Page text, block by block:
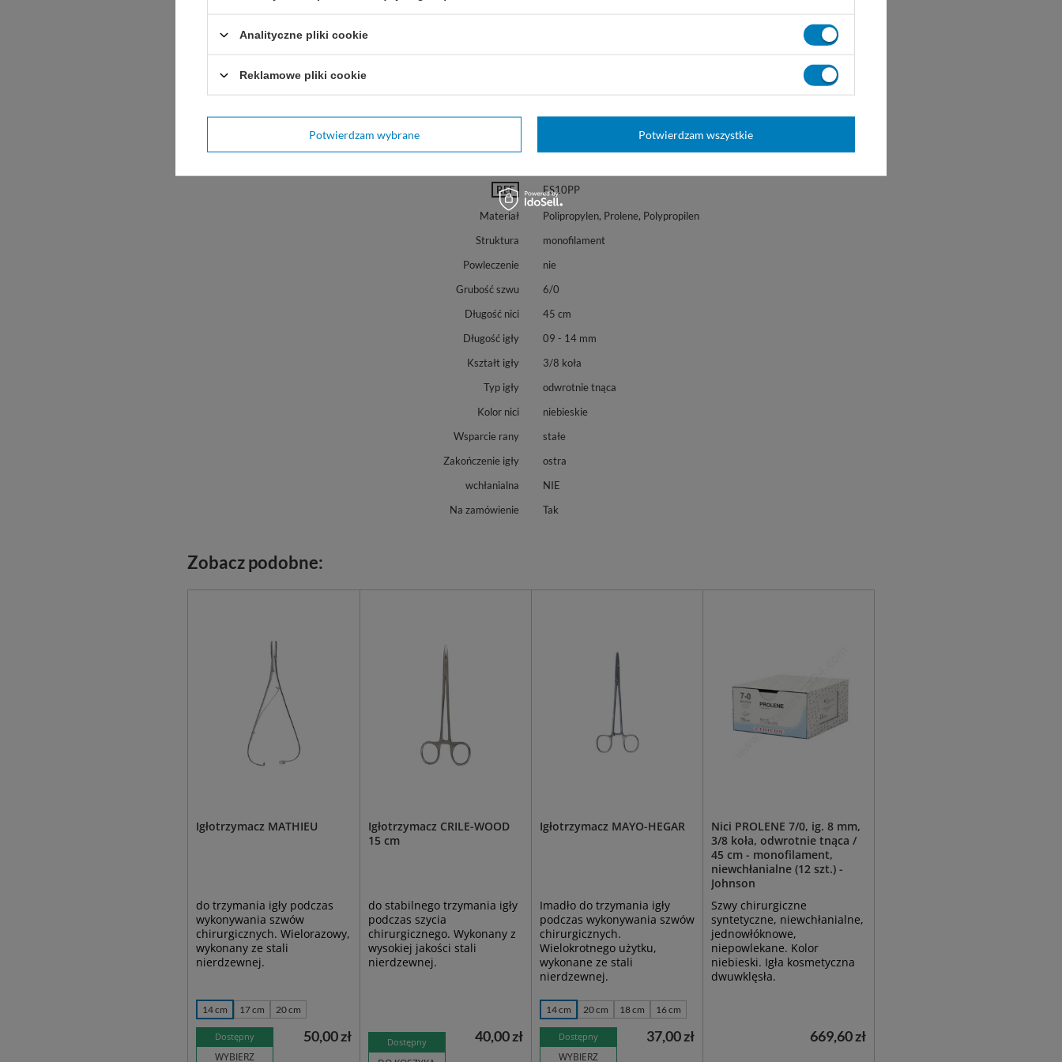
REF ES10PP
Materiał
Polipropylen, Prolene, Polypropilen
Struktura
monofilament
Powleczenie
nie
Grubość szwu
6/0
Długość nici
45 cm
Długość igły
09 - 14 mm
Kształt igły
3/8 koła
Typ igły
odwrotnie tnąca
Kolor nici
niebieskie
Wsparcie rany
stałe
Zakończenie igły
ostra
wchłanialna
NIE
Na zamówienie
Tak
Zobacz podobne:
Igłotrzymacz MATHIEU
do trzymania igły podczas
wykonywania szwów
chirurgicznych. Wielorazowy,
wykonany ze stali
nierdzewnej.
14 cm 17 cm 20 cm
Dostępny
WYBIERZ
50,00 zł
Igłotrzymacz CRILE-WOOD
15 cm
do stabilnego trzymania igły
podczas szycia
chirurgicznego. Wykonany z
wysokiej jakości stali
nierdzewnej.
Dostępny 40,00 zł
Igłotrzymacz MAYO-HEGAR
Imadło do trzymania igły
podczas wykonywania szwów
chirurgicznych.
Wielokrotnego użytku,
wykonane ze stali
nierdzewnej.
14 cm 20 cm 18 cm 16 cm
Dostępny
WYBIERZ
37,00 zł
Nici PROLENE 7/0, ig. 8 mm,
3/8 koła, odwrotnie tnąca /
45 cm - monofilament,
niewchłanialne (12 szt.) -
Johnson
Szwy chirurgiczne
syntetyczne, niewchłanialne,
jednowłóknowe,
niepowlekane. Kolor
niebieski. Igła kosmetyczna
dwuwklęsła.
669,60 zł
Analityczne pliki cookie
Reklamowe pliki cookie
Potwierdzam wybrane Potwierdzam wszystkie